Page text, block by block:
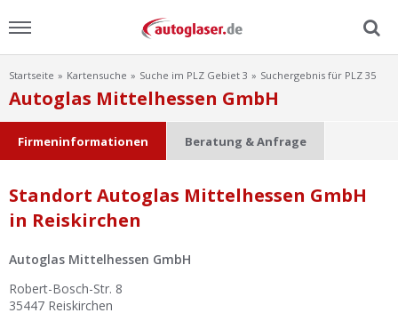
Menu
Home
Ratgeber
Scheibensuche
FAQ
Startseite Kartensuche Suche im PLZ Gebiet 3 Suchergebnis für PLZ 35
Autoglas Mittelhessen GmbH
Firmeninformationen Beratung & Anfrage
Standort Autoglas Mittelhessen GmbH
in Reiskirchen
Autoglas Mittelhessen GmbH
Robert-Bosch-Str. 8
35447 Reiskirchen